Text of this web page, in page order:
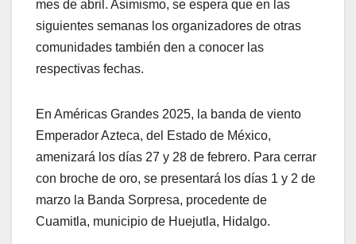
mes de abril. Asimismo, se espera que en las
siguientes semanas los organizadores de otras
comunidades también den a conocer las
respectivas fechas.
En Américas Grandes 2025, la banda de viento
Emperador Azteca, del Estado de México,
amenizará los días 27 y 28 de febrero. Para cerrar
con broche de oro, se presentará los días 1 y 2 de
marzo la Banda Sorpresa, procedente de
Cuamitla, municipio de Huejutla, Hidalgo.